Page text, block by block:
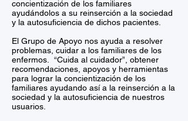
concientización de los familiares
ayudándolos a su reinserción a la sociedad
y la autosuficiencia de dichos pacientes.
El Grupo de Apoyo nos ayuda a resolver
problemas, cuidar a los familiares de los
enfermos. “Cuida al cuidador”, obtener
recomendaciones, apoyos y herramientas
para lograr la concientización de los
familiares ayudando así a la reinserción a la
sociedad y la autosuficiencia de nuestros
usuarios.